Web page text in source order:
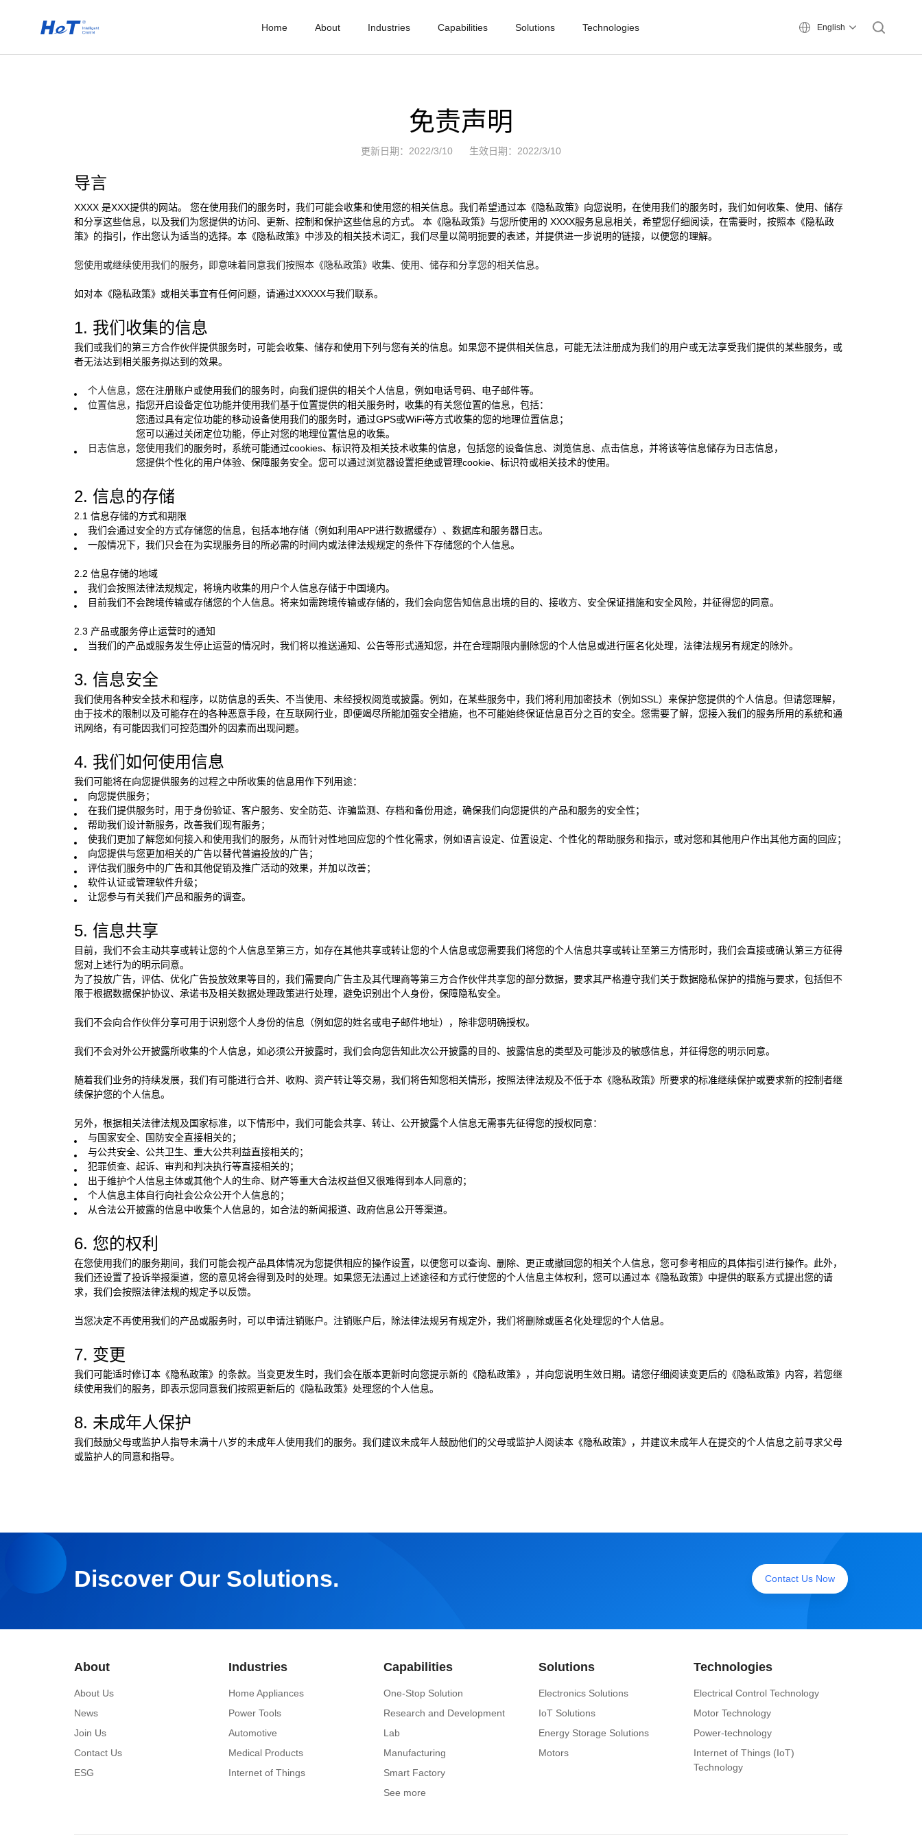
Home About Industries Capabilities Solutions Technologies English
免责声明
更新日期：2022/3/10 生效日期：2022/3/10
导言
XXXX 是XXX提供的网站。 您在使用我们的服务时，我们可能会收集和使用您的相关信息。我们希望通过本《隐私政策》向您说明，在使用我们的服务时，我们如何收集、使用、储存
和分享这些信息，以及我们为您提供的访问、更新、控制和保护这些信息的方式。 本《隐私政策》与您所使用的 XXXX服务息息相关，希望您仔细阅读，在需要时，按照本《隐私政
策》的指引，作出您认为适当的选择。本《隐私政策》中涉及的相关技术词汇，我们尽量以简明扼要的表述，并提供进一步说明的链接，以便您的理解。
您使用或继续使用我们的服务，即意味着同意我们按照本《隐私政策》收集、使用、储存和分享您的相关信息。
如对本《隐私政策》或相关事宜有任何问题，请通过XXXXX与我们联系。
1. 我们收集的信息
我们或我们的第三方合作伙伴提供服务时，可能会收集、储存和使用下列与您有关的信息。如果您不提供相关信息，可能无法注册成为我们的用户或无法享受我们提供的某些服务，或
者无法达到相关服务拟达到的效果。
个人信息， 您在注册账户或使用我们的服务时，向我们提供的相关个人信息，例如电话号码、电子邮件等。
位置信息， 指您开启设备定位功能并使用我们基于位置提供的相关服务时，收集的有关您位置的信息，包括：
您通过具有定位功能的移动设备使用我们的服务时，通过GPS或WiFi等方式收集的您的地理位置信息；
您可以通过关闭定位功能，停止对您的地理位置信息的收集。
日志信息， 您使用我们的服务时，系统可能通过cookies、标识符及相关技术收集的信息，包括您的设备信息、浏览信息、点击信息，并将该等信息储存为日志信息，
您提供个性化的用户体验、保障服务安全。您可以通过浏览器设置拒绝或管理cookie、标识符或相关技术的使用。
2. 信息的存储
2.1 信息存储的方式和期限
我们会通过安全的方式存储您的信息，包括本地存储（例如利用APP进行数据缓存）、数据库和服务器日志。
一般情况下，我们只会在为实现服务目的所必需的时间内或法律法规规定的条件下存储您的个人信息。
2.2 信息存储的地域
我们会按照法律法规规定，将境内收集的用户个人信息存储于中国境内。
目前我们不会跨境传输或存储您的个人信息。将来如需跨境传输或存储的，我们会向您告知信息出境的目的、接收方、安全保证措施和安全风险，并征得您的同意。
2.3 产品或服务停止运营时的通知
当我们的产品或服务发生停止运营的情况时，我们将以推送通知、公告等形式通知您，并在合理期限内删除您的个人信息或进行匿名化处理，法律法规另有规定的除外。
3. 信息安全
我们使用各种安全技术和程序，以防信息的丢失、不当使用、未经授权阅览或披露。例如，在某些服务中，我们将利用加密技术（例如SSL）来保护您提供的个人信息。但请您理解，
由于技术的限制以及可能存在的各种恶意手段，在互联网行业，即便竭尽所能加强安全措施，也不可能始终保证信息百分之百的安全。您需要了解，您接入我们的服务所用的系统和通
讯网络，有可能因我们可控范围外的因素而出现问题。
4. 我们如何使用信息
我们可能将在向您提供服务的过程之中所收集的信息用作下列用途：
向您提供服务；
在我们提供服务时，用于身份验证、客户服务、安全防范、诈骗监测、存档和备份用途，确保我们向您提供的产品和服务的安全性；
帮助我们设计新服务，改善我们现有服务；
使我们更加了解您如何接入和使用我们的服务，从而针对性地回应您的个性化需求，例如语言设定、位置设定、个性化的帮助服务和指示，或对您和其他用户作出其他方面的回应；
向您提供与您更加相关的广告以替代普遍投放的广告；
评估我们服务中的广告和其他促销及推广活动的效果，并加以改善；
软件认证或管理软件升级；
让您参与有关我们产品和服务的调查。
5. 信息共享
目前，我们不会主动共享或转让您的个人信息至第三方，如存在其他共享或转让您的个人信息或您需要我们将您的个人信息共享或转让至第三方情形时，我们会直接或确认第三方征得
您对上述行为的明示同意。
为了投放广告，评估、优化广告投放效果等目的，我们需要向广告主及其代理商等第三方合作伙伴共享您的部分数据，要求其严格遵守我们关于数据隐私保护的措施与要求，包括但不
限于根据数据保护协议、承诺书及相关数据处理政策进行处理，避免识别出个人身份，保障隐私安全。
我们不会向合作伙伴分享可用于识别您个人身份的信息（例如您的姓名或电子邮件地址），除非您明确授权。
我们不会对外公开披露所收集的个人信息，如必须公开披露时，我们会向您告知此次公开披露的目的、披露信息的类型及可能涉及的敏感信息，并征得您的明示同意。
随着我们业务的持续发展，我们有可能进行合并、收购、资产转让等交易，我们将告知您相关情形，按照法律法规及不低于本《隐私政策》所要求的标准继续保护或要求新的控制者继
续保护您的个人信息。
另外，根据相关法律法规及国家标准，以下情形中，我们可能会共享、转让、公开披露个人信息无需事先征得您的授权同意：
与国家安全、国防安全直接相关的；
与公共安全、公共卫生、重大公共利益直接相关的；
犯罪侦查、起诉、审判和判决执行等直接相关的；
出于维护个人信息主体或其他个人的生命、财产等重大合法权益但又很难得到本人同意的；
个人信息主体自行向社会公众公开个人信息的；
从合法公开披露的信息中收集个人信息的，如合法的新闻报道、政府信息公开等渠道。
6. 您的权利
在您使用我们的服务期间，我们可能会视产品具体情况为您提供相应的操作设置，以便您可以查询、删除、更正或撤回您的相关个人信息，您可参考相应的具体指引进行操作。此外，
我们还设置了投诉举报渠道，您的意见将会得到及时的处理。如果您无法通过上述途径和方式行使您的个人信息主体权利，您可以通过本《隐私政策》中提供的联系方式提出您的请
求，我们会按照法律法规的规定予以反馈。
当您决定不再使用我们的产品或服务时，可以申请注销账户。注销账户后，除法律法规另有规定外，我们将删除或匿名化处理您的个人信息。
7. 变更
我们可能适时修订本《隐私政策》的条款。当变更发生时，我们会在版本更新时向您提示新的《隐私政策》，并向您说明生效日期。请您仔细阅读变更后的《隐私政策》内容，若您继
续使用我们的服务，即表示您同意我们按照更新后的《隐私政策》处理您的个人信息。
8. 未成年人保护
我们鼓励父母或监护人指导未满十八岁的未成年人使用我们的服务。我们建议未成年人鼓励他们的父母或监护人阅读本《隐私政策》，并建议未成年人在提交的个人信息之前寻求父母
或监护人的同意和指导。
Discover Our Solutions. Contact Us Now
About
About Us
News
Join Us
Contact Us
ESG
Industries
Home Appliances
Power Tools
Automotive
Medical Products
Internet of Things
Capabilities
One-Stop Solution
Research and Development
Lab
Manufacturing
Smart Factory
See more
Solutions
Electronics Solutions
IoT Solutions
Energy Storage Solutions
Motors
Technologies
Electrical Control Technology
Motor Technology
Power-technology
Internet of Things (IoT)
Technology